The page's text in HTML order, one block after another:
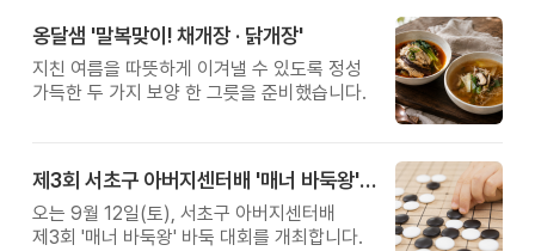
옹달샘 '말복맞이! 채개장 · 닭개장'
지친 여름을 따뜻하게 이겨낼 수 있도록 정성
가득한 두 가지 보양 한 그릇을 준비했습니다.
제3회 서초구 아버지센터배 '매너 바둑왕' 대회
오는 9월 12일(토), 서초구 아버지센터배
제3회 '매너 바둑왕' 바둑 대회를 개최합니다.